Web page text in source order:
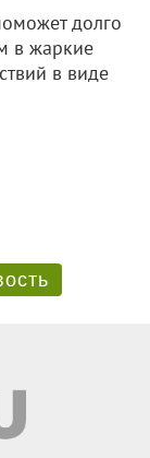
долго
в жаркие
в виде